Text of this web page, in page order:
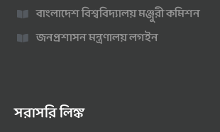
বাংলাদেশ বিশ্ববিদ্যালয় মঞ্জুরী কমিশন
জনপ্রশাসন মন্ত্রণালয় লগইন
সরাসরি লিঙ্ক